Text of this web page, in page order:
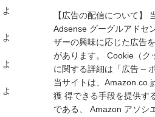
【広告の配信について】
Adsense グーグルアドセ
ザーの興味に応じた広告
があります。 Cookie（ク
に関する詳細は「広告 –
当サイトは、
獲 得できる手段を提供す
である、 Amazon アソシ
よ
よ
よ
よ